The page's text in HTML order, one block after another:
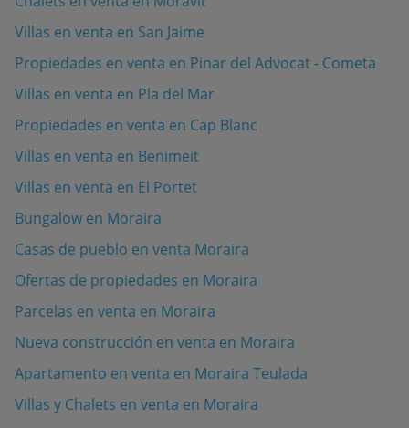
Villas en venta en San Jaime
Propiedades en venta en Pinar del Advocat - Cometa
Villas en venta en Pla del Mar
Propiedades en venta en Cap Blanc
Villas en venta en Benimeit
Villas en venta en El Portet
Bungalow en Moraira
Casas de pueblo en venta Moraira
Ofertas de propiedades en Moraira
Parcelas en venta en Moraira
Nueva construcción en venta en Moraira
Apartamento en venta en Moraira Teulada
Villas y Chalets en venta en Moraira